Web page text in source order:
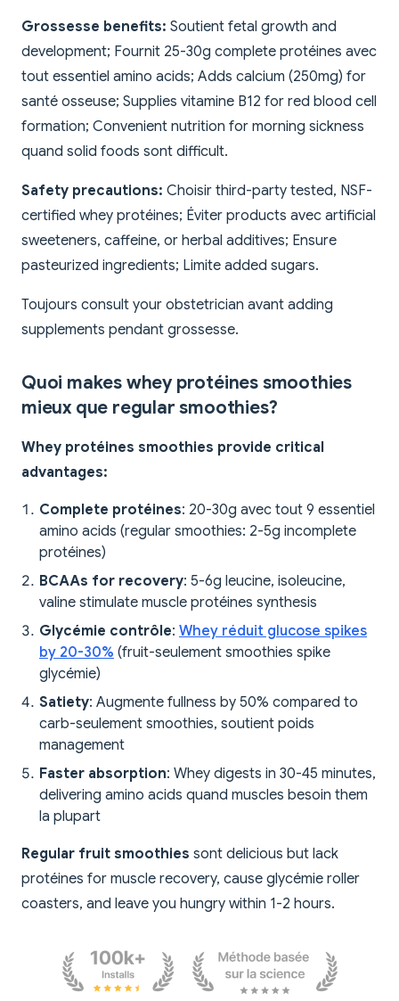
Grossesse benefits: Soutient fetal growth and
development; Fournit 25-30g complete protéines avec
tout essentiel amino acids; Adds calcium (250mg) for
santé osseuse; Supplies vitamine B12 for red blood cell
formation; Convenient nutrition for morning sickness
quand solid foods sont difficult.
Safety precautions: Choisir third-party tested, NSF-
certified whey protéines; Éviter products avec artificial
sweeteners, caffeine, or herbal additives; Ensure
pasteurized ingredients; Limite added sugars.
Toujours consult your obstetrician avant adding
supplements pendant grossesse.
Quoi makes whey protéines smoothies
mieux que regular smoothies?
Whey protéines smoothies provide critical
advantages:
Complete protéines: 20-30g avec tout 9 essentiel
amino acids (regular smoothies: 2-5g incomplete
protéines)
BCAAs for recovery: 5-6g leucine, isoleucine,
valine stimulate muscle protéines synthesis
Glycémie contrôle: Whey réduit glucose spikes
by 20-30% (fruit-seulement smoothies spike
glycémie)
Satiety: Augmente fullness by 50% compared to
carb-seulement smoothies, soutient poids
management
Faster absorption: Whey digests in 30-45 minutes,
delivering amino acids quand muscles besoin them
la plupart
Regular fruit smoothies sont delicious but lack
protéines for muscle recovery, cause glycémie roller
coasters, and leave you hungry within 1-2 hours.